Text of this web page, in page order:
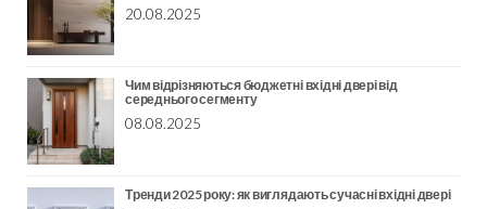
20.08.2025
Чим відрізняються бюджетні вхідні двері від
середнього сегменту
08.08.2025
Тренди 2025 року: як виглядають сучасні вхідні двері